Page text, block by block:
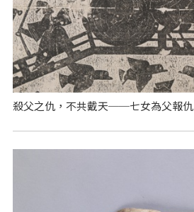
殺父之仇，不共戴天──七女為父報仇